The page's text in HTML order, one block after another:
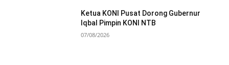
Ketua KONI Pusat Dorong Gubernur
Iqbal Pimpin KONI NTB
07/08/2026